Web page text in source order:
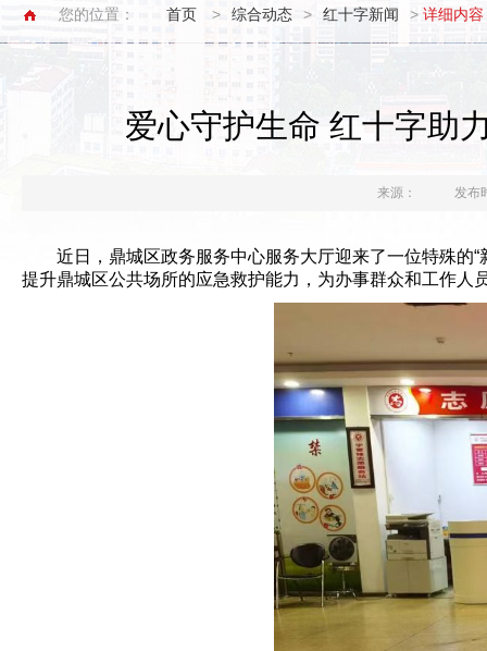
您的位置： 首页 > 综合动态 > 红十字新闻 > 详细内容
爱心守护生命 红十字助
来源： 发布
近日，鼎城区政务服务中心服务大厅迎来了一位特殊的
提升鼎城区公共场所的应急救护能力，为办事群众和工作人